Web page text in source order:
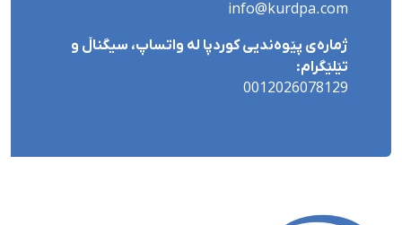
info@kurdpa.com
ژمارەی پێوەندیی کوردپا لە واتساپ، سیگناڵ و
تێلێگرام:
0012026078129